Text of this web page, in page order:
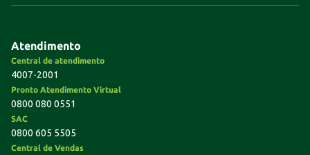
Atendimento
Central de atendimento
4007-2001
Pronto Atendimento Virtual
0800 080 0551
SAC
0800 605 5505
Central de Vendas